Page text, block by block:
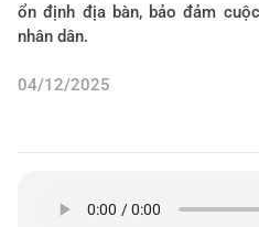
ổn định địa bàn, bảo đảm
nhân dân.
04/12/2025